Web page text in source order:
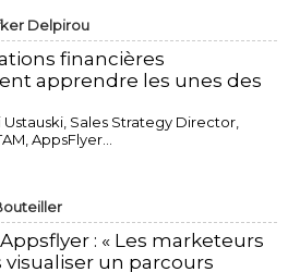
Delpirou
financières
apprendre les unes des
Ustauski, Sales Strategy Director,
AppsFlyer...
: « Les marketeurs
un parcours